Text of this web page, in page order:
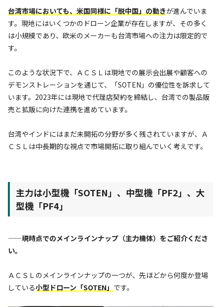
台湾市場においても、米国同様に「脱中国」の動きが進んでいま
す。現地にはいくつかのドローン企業が存在しますが、その多く
は小規模であり、欧米のメーカーも台湾市場への注力は限定的で
す。
このような状況下で、ＡＣＳＬは現地での展示会出展や顧客への
デモンストレーションを通じて、「SOTEN」の優位性を訴求して
います。2023年には現地で代理店契約を締結し、台湾での製品販
売と拡販に向けた連携を進めています。
台湾やインドにはまだ未開拓の分野が多く残されていますが、Ａ
ＣＳＬは中長期的な視点で市場開拓に取り組んでいく考えです。
主力は小型機「SOTEN」、中型機「PF2」、大
型機「PF4」
——現時点でのメインラインナップ（主力機体）をご紹介くださ
い。
ＡＣＳＬのメインラインナップの一つが、先ほどから何度か登場
している小型ドローン「SOTEN」 です。